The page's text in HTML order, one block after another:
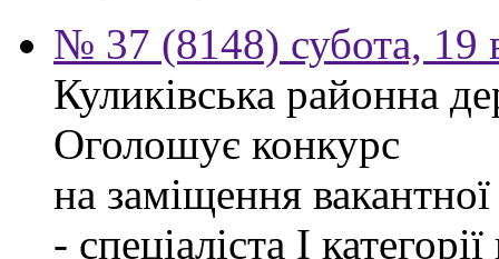
№ 37 (8148) субота, 19
Куликівська районна
Оголошує конкурс
на заміщення
- спеціаліста І